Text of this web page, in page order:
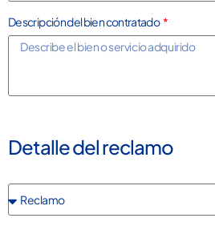
Descripción del bien contratado
Detalle del reclamo